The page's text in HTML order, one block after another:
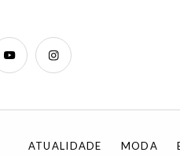
ATUALIDADE MODA